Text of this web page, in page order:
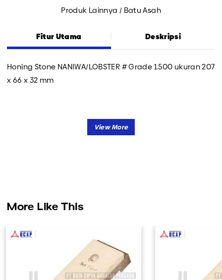
Produk Lainnya / Batu Asah
Fitur Utama Deskripsi
Honing Stone NANIWA/LOBSTER # Grade 1.500 ukuran 207
x 66 x 32 mm
More Like This